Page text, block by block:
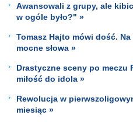
Awansowali z grupy, ale
w ogóle było?" »
Tomasz Hajto mówi dość.
mocne słowa »
Drastyczne sceny po meczu
miłość do idola »
Rewolucja w
miesiąc »